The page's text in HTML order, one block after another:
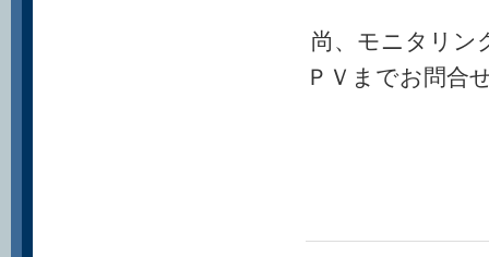
尚、モニタリン
ＰＶまでお問合